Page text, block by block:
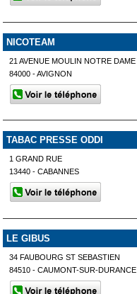
NICOTEAM
21 AVENUE MOULIN NOTRE DAME
84000 - AVIGNON
TABAC PRESSE ODDI
1 GRAND RUE
13440 - CABANNES
LE GIBUS
34 FAUBOURG ST SEBASTIEN
84510 - CAUMONT-SUR-DURANCE